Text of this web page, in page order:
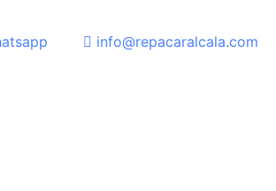
info@repacaralcala.com